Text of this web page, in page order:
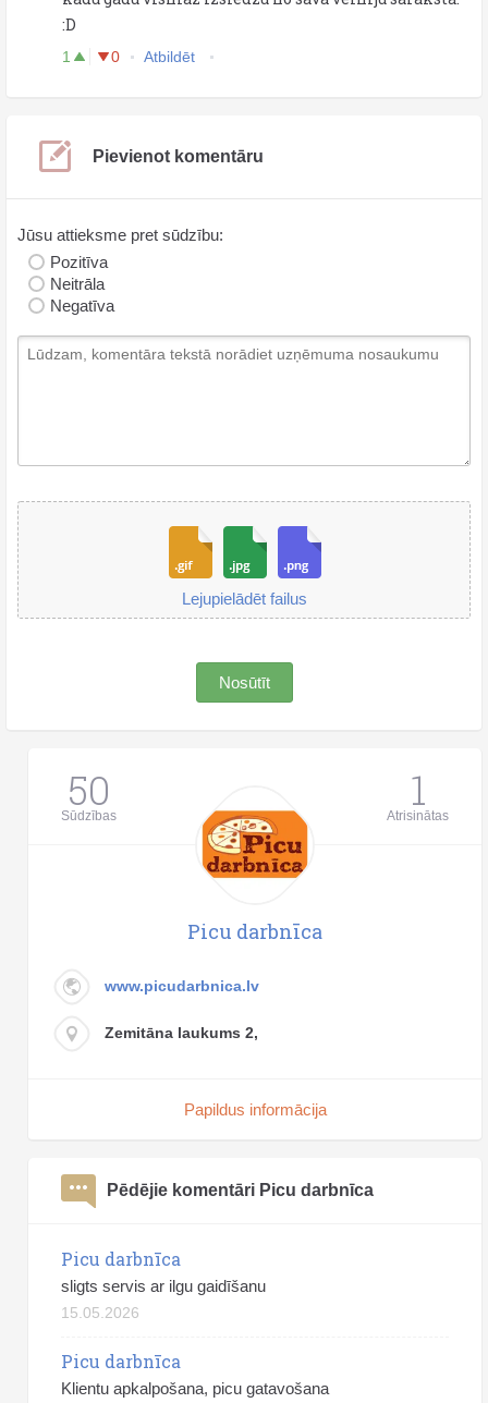
:D
1 0 Atbildēt
Pievienot komentāru
Jūsu attieksme pret sūdzību:
Pozitīva
Neitrāla
Negatīva
Lejupielādēt failus
Nosūtīt
50
Sūdzības 1
Atrisinātas
Picu darbnīca
www.picudarbnica.lv
Zemitāna laukums 2,
Papildus informācija
Pēdējie komentāri Picu darbnīca
Picu darbnīca
sligts servis ar ilgu gaidīšanu
15.05.2026
Picu darbnīca
Klientu apkalpošana, picu gatavošana